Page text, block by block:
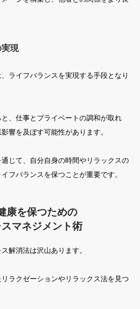
現
ライフバランスを実現する手段となり
、仕事とプライベートの調和が取れ
響を及ぼす可能性があります。
じて、自分自身の時間やリラックスの
フバランスを保つことが重要です。
康を保つための
マネジメント術
解消法は沢山あります。
ラクゼーションやリラックス法を見つ